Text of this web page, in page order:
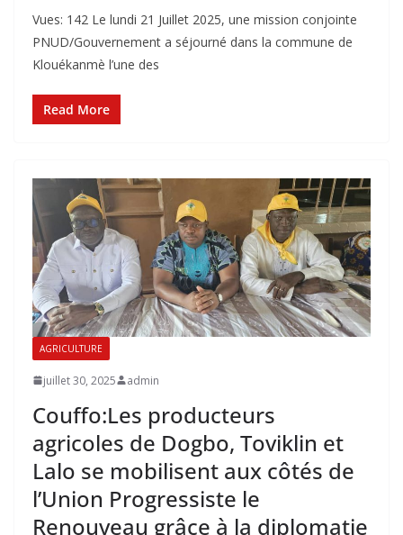
Vues: 142 Le lundi 21 Juillet 2025, une mission conjointe
PNUD/Gouvernement a séjourné dans la commune de
Klouékanmè l’une des
Read More
AGRICULTURE
juillet 30, 2025 admin
Couffo:Les producteurs
agricoles de Dogbo, Toviklin et
Lalo se mobilisent aux côtés de
l’Union Progressiste le
Renouveau grâce à la diplomatie